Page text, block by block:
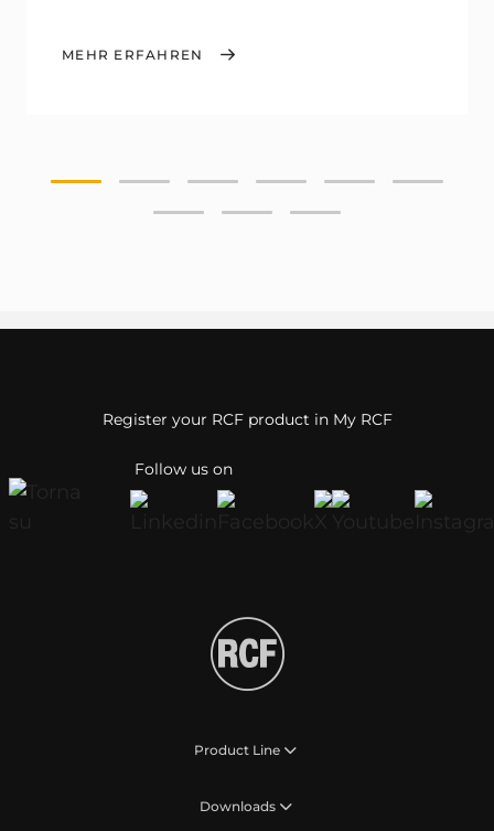
MEHR ERFAHREN
Follow us on
Register your RCF product in My RCF
Product Line
Downloads